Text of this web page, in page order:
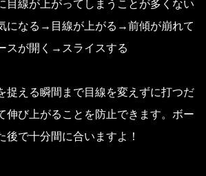
目線が上がってしまうことが多くない
になる→目線が上がる→前傾が崩れて
スが開く→スライスする
捉える瞬間まで目線を変えずに打つだ
伸び上がることを防止できます。ボー
後で十分間に合いますよ！